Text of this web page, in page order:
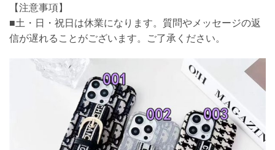
【注意事項】
■土・日・祝日は休業になります。質問やメッセージの返
信が遅れることがございます。ご了承ください。